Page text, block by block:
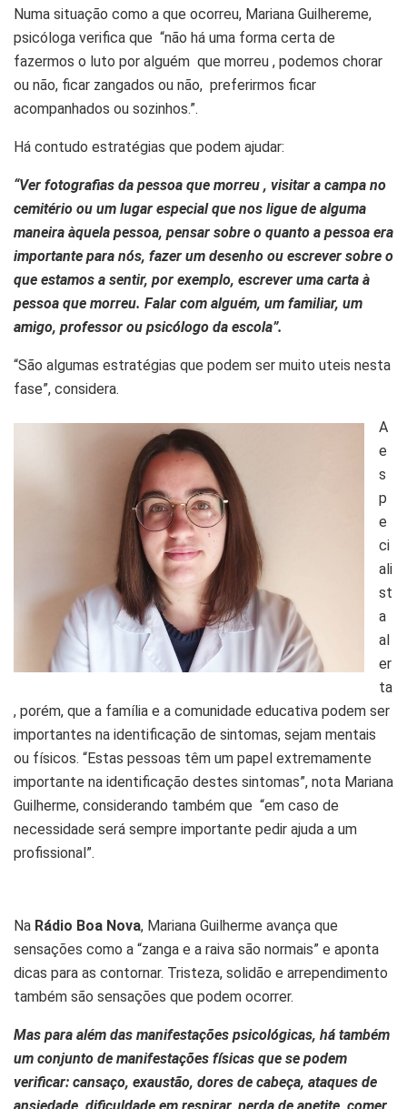
Numa situação como a que ocorreu, Mariana Guilhereme,
psicóloga verifica que “não há uma forma certa de
fazermos o luto por alguém que morreu , podemos chorar
ou não, ficar zangados ou não, preferirmos ficar
acompanhados ou sozinhos.”.
Há contudo estratégias que podem ajudar:
“Ver fotografias da pessoa que morreu , visitar a campa no
cemitério ou um lugar especial que nos ligue de alguma
maneira àquela pessoa, pensar sobre o quanto a pessoa era
importante para nós, fazer um desenho ou escrever sobre o
que estamos a sentir, por exemplo, escrever uma carta à
pessoa que morreu. Falar com alguém, um familiar, um
amigo, professor ou psicólogo da escola”.
“São algumas estratégias que podem ser muito uteis nesta
fase”, considera.
A
e
s
p
e
ci
ali
st
a
al
er
ta
, porém, que a família e a comunidade educativa podem ser
importantes na identificação de sintomas, sejam mentais
ou físicos. “Estas pessoas têm um papel extremamente
importante na identificação destes sintomas”, nota Mariana
Guilherme, considerando também que “em caso de
necessidade será sempre importante pedir ajuda a um
profissional”.
Na Rádio Boa Nova, Mariana Guilherme avança que
sensações como a “zanga e a raiva são normais” e aponta
dicas para as contornar. Tristeza, solidão e arrependimento
também são sensações que podem ocorrer.
Mas para além das manifestações psicológicas, há também
um conjunto de manifestações físicas que se podem
verificar: cansaço, exaustão, dores de cabeça, ataques de